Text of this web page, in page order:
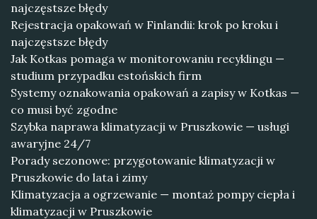
najczęstsze błędy
Rejestracja opakowań w Finlandii: krok po kroku i
najczęstsze błędy
Jak Kotkas pomaga w monitorowaniu recyklingu —
studium przypadku estońskich firm
Systemy oznakowania opakowań a zapisy w Kotkas —
co musi być zgodne
Szybka naprawa klimatyzacji w Pruszkowie — usługi
awaryjne 24/7
Porady sezonowe: przygotowanie klimatyzacji w
Pruszkowie do lata i zimy
Klimatyzacja a ogrzewanie — montaż pompy ciepła i
klimatyzacji w Pruszkowie